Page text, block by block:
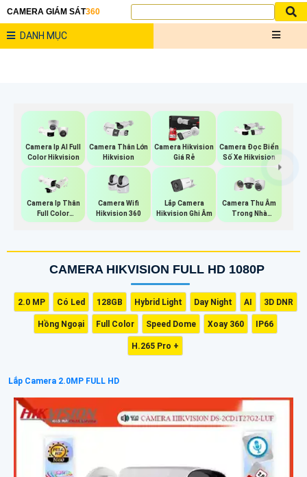
CAMERA GIÁM SÁT360
DANH MỤC
Camera Ip AI Full
Color Hikvision
Camera Thân Lớn
Hikvision
Camera Hikvision
Giá Rẻ
Camera Đọc Biển
Số Xe Hikvision
Camera Ip Thân
Full Color
Hikvision
Camera Wifi
Hikvision 360
Lắp Camera
Hikvision Ghi Âm
Camera Thu Âm
Trong Nhà
Hikvision
CAMERA HIKVISION FULL HD 1080P
2.0 MP Có Led 128GB Hybrid Light Day Night AI 3D DNR
Hồng Ngoại Full Color Speed Dome Xoay 360 IP66
H.265 Pro +
Lắp Camera 2.0MP FULL HD